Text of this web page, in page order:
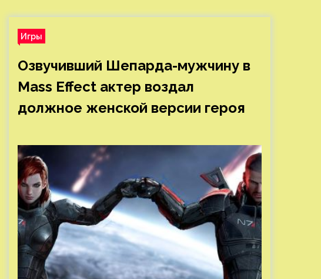
Игры
Озвучивший Шепарда-мужчину в
Mass Effect актер воздал
должное женской версии героя